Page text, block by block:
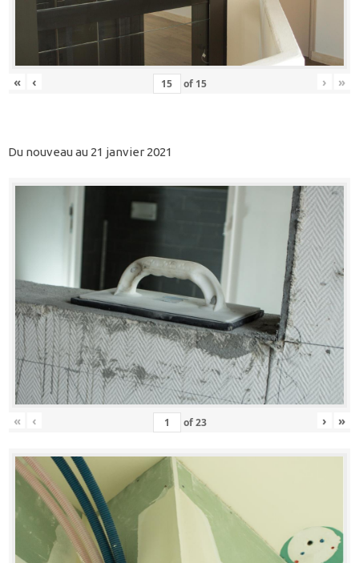
« ‹ of 15 › »
Du nouveau au 21 janvier 2021
« ‹ of23 › »